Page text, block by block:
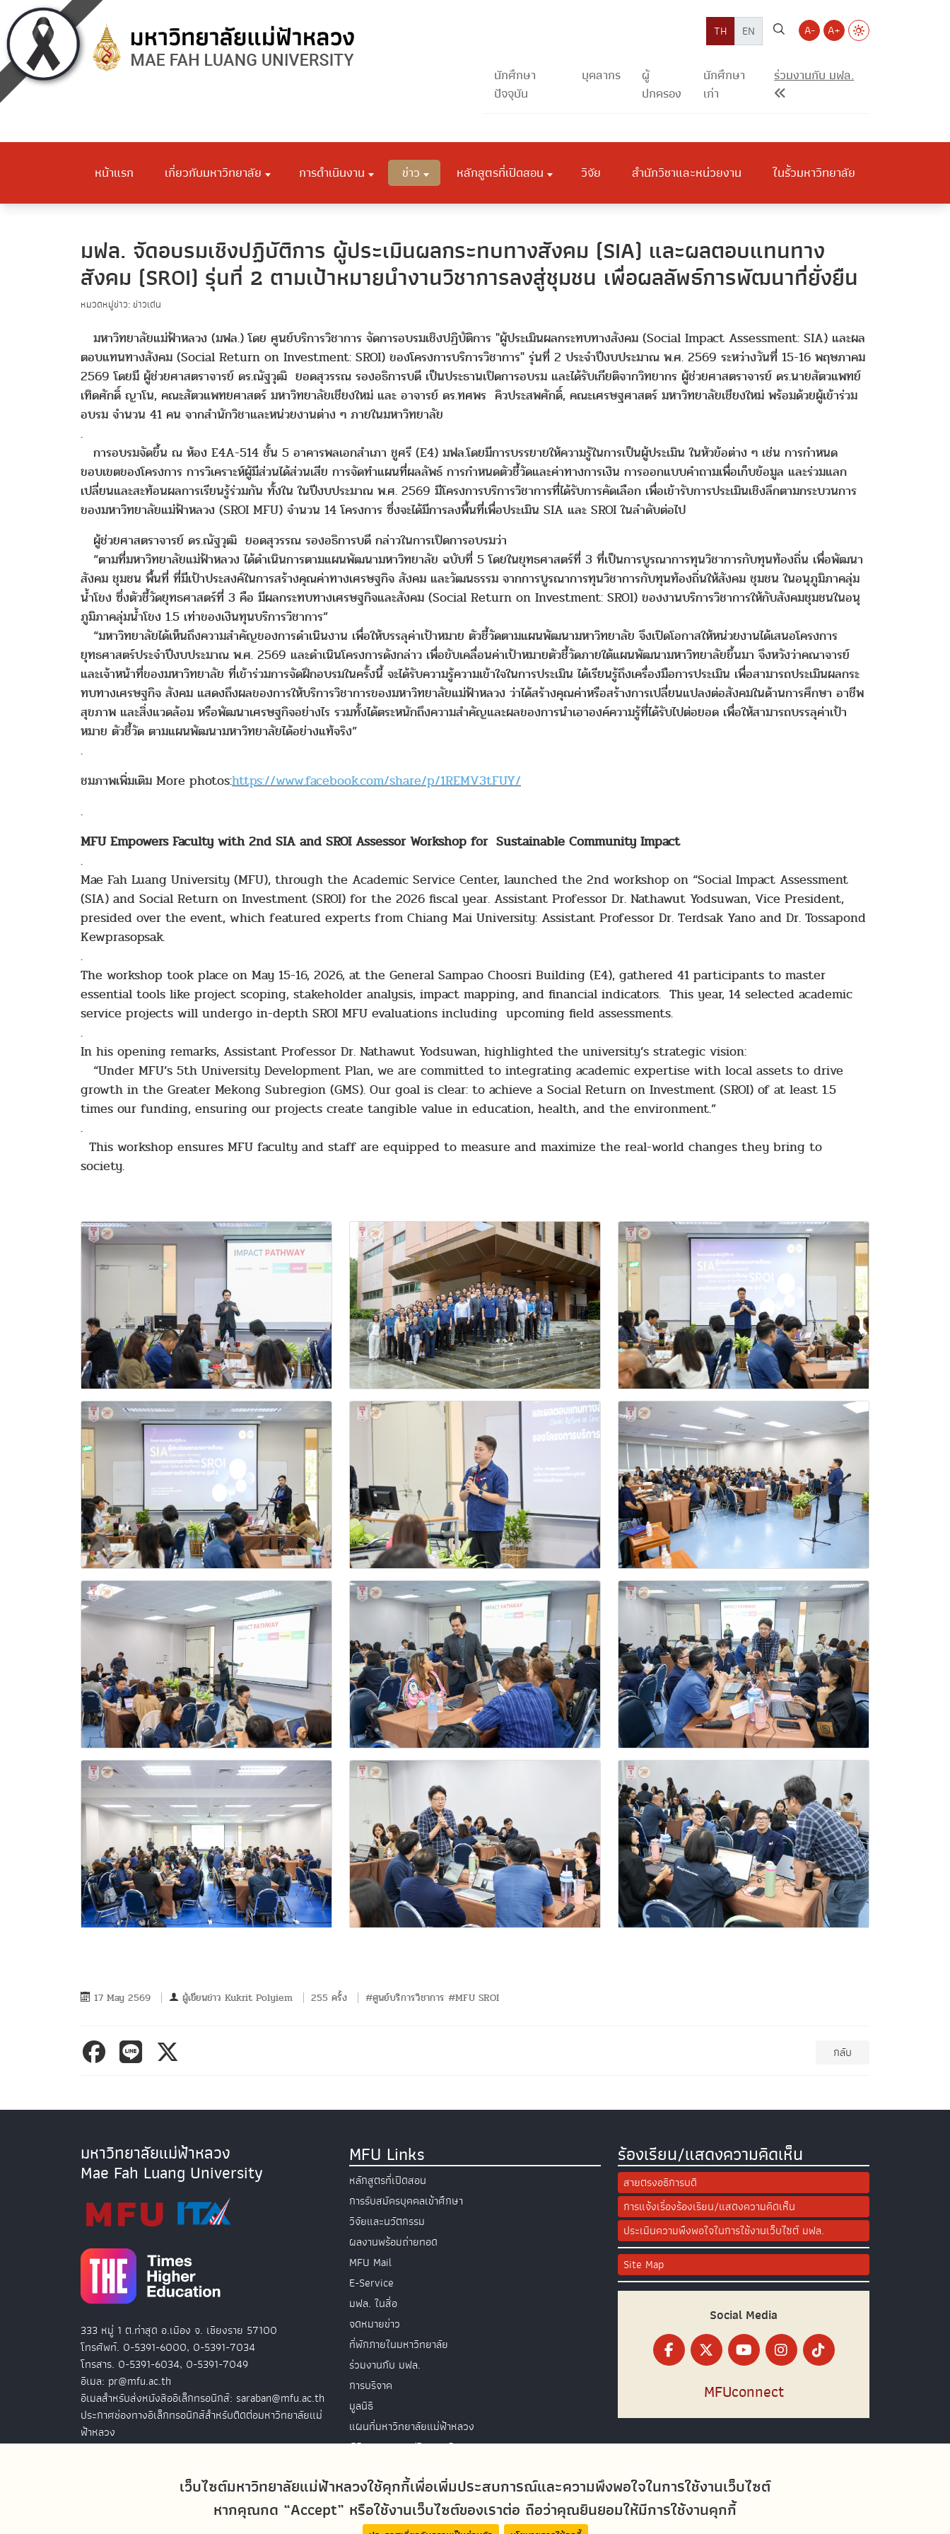
เว็บไซต์มหาวิทยาลัยแม่ฟ้าหลวงใช้คุกกี้เพื่อเพิ่มประสบการณ์และความพึงพอใจในการใช้งานเว็บไซต์
หากคุณกด “Accept” หรือใช้งานเว็บไซต์ของเราต่อ ถือว่าคุณยินยอมให้มีการใช้งานคุกกี้
TH EN A- A+
นักศึกษา
ปัจจุบัน
บุคลากร
ผู้
ปกครอง
นักศึกษา
เก่า
ร่วมงานกับ มฟล.
หน้าแรก เกี่ยวกับมหาวิทยาลัย การดำเนินงาน ข่าว หลักสูตรที่เปิดสอน วิจัย สำนักวิชาและหน่วยงาน ในรั้วมหาวิทยาลัย
มฟล. จัดอบรมเชิงปฏิบัติการ ผู้ประเมินผลกระทบทางสังคม (SIA) และผลตอบแทนทาง
สังคม (SROI) รุ่นที่ 2 ตามเป้าหมายนำงานวิชาการลงสู่ชุมชน เพื่อผลลัพธ์การพัฒนาที่ยั่งยืน
หมวดหมู่ข่าว: ข่าวเด่น
มหาวิทยาลัยแม่ฟ้าหลวง (มฟล.) โดย ศูนย์บริการวิชาการ จัดการอบรมเชิงปฏิบัติการ "ผู้ประเมินผลกระทบทางสังคม (Social Impact Assessment: SIA) และผล
ตอบแทนทางสังคม (Social Return on Investment: SROI) ของโครงการบริการวิชาการ" รุ่นที่ 2 ประจำปีงบประมาณ พ.ศ. 2569 ระหว่างวันที่ 15-16 พฤษภาคม
2569 โดยมี ผู้ช่วยศาสตราจารย์ ดร.ณัฐวุฒิ ยอดสุวรรณ รองอธิการบดี เป็นประธานเปิดการอบรม และได้รับเกียติจากวิทยากร ผู้ช่วยศาสตราจารย์ ดร.นายสัตวแพทย์
เทิดศักดิ์ ญาโน, คณะสัตวแพทยศาสตร์ มหาวิทยาลัยเชียงใหม่ และ อาจารย์ ดร.ทศพร คิวประสพศักดิ์, คณะเศรษฐศาสตร์ มหาวิทยาลัยเชียงใหม่ พร้อมด้วยผู้เข้าร่วม
อบรม จำนวน 41 คน จากสำนักวิชาและหน่วยงานต่าง ๆ ภายในมหาวิทยาลัย
.
การอบรมจัดขึ้น ณ ห้อง E4A-514 ชั้น 5 อาคารพลเอกสำเภา ชูศรี (E4) มฟล.โดยมีการบรรยายให้ความรู้ในการเป็นผู้ประเมิน ในหัวข้อต่าง ๆ เช่น การกำหนด
ขอบเขตของโครงการ การวิเคราะห์ผู้มีส่วนได้ส่วนเสีย การจัดทำแผนที่ผลลัพธ์ การกำหนดตัวชี้วัดและค่าทางการเงิน การออกแบบคำถามเพื่อเก็บข้อมูล และร่วมแลก
เปลี่ยนและสะท้อนผลการเรียนรู้ร่วมกัน ทั้งใน ในปีงบประมาณ พ.ศ. 2569 มีโครงการบริการวิชาการที่ได้รับการคัดเลือก เพื่อเข้ารับการประเมินเชิงลึกตามกระบวนการ
ของมหาวิทยาลัยแม่ฟ้าหลวง (SROI MFU) จำนวน 14 โครงการ ซึ่งจะได้มีการลงพื้นที่เพื่อประเมิน SIA และ SROI ในลำดับต่อไป
ผู้ช่วยศาสตราจารย์ ดร.ณัฐวุฒิ ยอดสุวรรณ รองอธิการบดี กล่าวในการเปิดการอบรมว่า
“ตามที่มหาวิทยาลัยแม่ฟ้าหลวง ได้ดำเนินการตามแผนพัฒนามหาวิทยาลัย ฉบับที่ 5 โดยในยุทธศาสตร์ที่ 3 ที่เป็นการบูรณาการทุนวิชาการกับทุนท้องถิ่น เพื่อพัฒนา
สังคม ชุมชน พื้นที่ ที่มีเป้าประสงค์ในการสร้างคุณค่าทางเศรษฐกิจ สังคม และวัฒนธรรม จากการบูรณาการทุนวิชาการกับทุนท้องถิ่นให้สังคม ชุมชน ในอนุภูมิภาคลุ่ม
น้ำโขง ซึ่งตัวชี้วัดยุทธศาสตร์ที่ 3 คือ มีผลกระทบทางเศรษฐกิจและสังคม (Social Return on Investment: SROl) ของงานบริการวิชาการให้กับสังคมชุมชนในอนุ
ภูมิภาคลุ่มน้ำโขง 1.5 เท่าของเงินทุนบริการวิชาการ”
“มหาวิทยาลัยได้เห็นถึงความสำคัญของการดำเนินงาน เพื่อให้บรรลุค่าเป้าหมาย ตัวชี้วัดตามแผนพัฒนามหาวิทยาลัย จึงเปิดโอกาสให้หน่วยงานได้เสนอโครงการ
ยุทธศาสตร์ประจำปีงบประมาณ พ.ศ. 2569 และดำเนินโครงการดังกล่าว เพื่อขับเคลื่อนค่าเป้าหมายตัวชี้วัดภายใต้แผนพัฒนามหาวิทยาลัยขึ้นมา จึงหวังว่าคณาจารย์
และเจ้าหน้าที่ของมหาวิทยาลัย ที่เข้าร่วมการจัดฝึกอบรมในครั้งนี้ จะได้รับความรู้ความเข้าใจในการประเมิน ได้เรียนรู้ถึงเครื่องมือการประเมิน เพื่อสามารถประเมินผลกระ
ทบทางเศรษฐกิจ สังคม แสดงถึงผลของการให้บริการวิชาการของมหาวิทยาลัยแม่ฟ้าหลวง ว่าได้สร้างคุณค่าหรือสร้างการเปลี่ยนแปลงต่อสังคมในด้านการศึกษา อาชีพ
สุขภาพ และสิ่งแวดล้อม หรือพัฒนาเศรษฐกิจอย่างไร รวมทั้งได้ตระหนักถึงความสำคัญและผลของการนำเอาองค์ความรู้ที่ได้รับไปต่อยอด เพื่อให้สามารถบรรลุค่าเป้า
หมาย ตัวชี้วัด ตามแผนพัฒนามหาวิทยาลัยได้อย่างแท้จริง”
.
ชมภาพเพิ่มเติม More photos:https://www.facebook.com/share/p/1REMV3tFUY/
.
MFU Empowers Faculty with 2nd SIA and SROI Assessor Workshop for Sustainable Community Impact
.
Mae Fah Luang University (MFU), through the Academic Service Center, launched the 2nd workshop on “Social Impact Assessment
(SIA) and Social Return on Investment (SROI) for the 2026 fiscal year. Assistant Professor Dr. Nathawut Yodsuwan, Vice President,
presided over the event, which featured experts from Chiang Mai University: Assistant Professor Dr. Terdsak Yano and Dr. Tossapond
Kewprasopsak.
.
The workshop took place on May 15-16, 2026, at the General Sampao Choosri Building (E4), gathered 41 participants to master
essential tools like project scoping, stakeholder analysis, impact mapping, and financial indicators. This year, 14 selected academic
service projects will undergo in-depth SROI MFU evaluations including upcoming field assessments.
.
In his opening remarks, Assistant Professor Dr. Nathawut Yodsuwan, highlighted the university’s strategic vision:
“Under MFU’s 5th University Development Plan, we are committed to integrating academic expertise with local assets to drive
growth in the Greater Mekong Subregion (GMS). Our goal is clear: to achieve a Social Return on Investment (SROI) of at least 1.5
times our funding, ensuring our projects create tangible value in education, health, and the environment.”
.
This workshop ensures MFU faculty and staff are equipped to measure and maximize the real-world changes they bring to
society.
17 May 2569 ผู้เขียนข่าว Kukrit Polyiem 255 ครั้ง #ศูนย์บริการวิชาการ #MFU SROI
กลับ
มหาวิทยาลัยแม่ฟ้าหลวง
Mae Fah Luang University
333 หมู่ 1 ต.ท่าสุด อ.เมือง จ. เชียงราย 57100
โทรศัพท์. 0-5391-6000, 0-5391-7034
โทรสาร. 0-5391-6034, 0-5391-7049
อีเมล: pr@mfu.ac.th
อีเมลสำหรับส่งหนังสืออิเล็กทรอนิกส์: saraban@mfu.ac.th
ประกาศช่องทางอิเล็กทรอนิกส์สำหรับติดต่อมหาวิทยาลัยแม่
ฟ้าหลวง
MFU Links
หลักสูตรที่เปิดสอน
การรับสมัครบุคคลเข้าศึกษา
วิจัยและนวัตกรรม
ผลงานพร้อมถ่ายทอด
MFU Mail
E-Service
มฟล. ในสื่อ
จดหมายข่าว
ที่พักภายในมหาวิทยาลัย
ร่วมงานกับ มฟล.
การบริจาค
มูลนิธิ
แผนที่มหาวิทยาลัยแม่ฟ้าหลวง
พิธีพระราชทานปริญญาบัตร
ร้องเรียน/แสดงความคิดเห็น
สายตรงอธิการบดี
การแจ้งเรื่องร้องเรียน/แสดงความคิดเห็น
ประเมินความพึงพอใจในการใช้งานเว็บไซต์ มฟล.
Site Map
Social Media
MFUconnect